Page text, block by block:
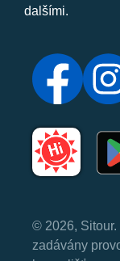
dalšími.
© 2026, Sitour.
zadávány